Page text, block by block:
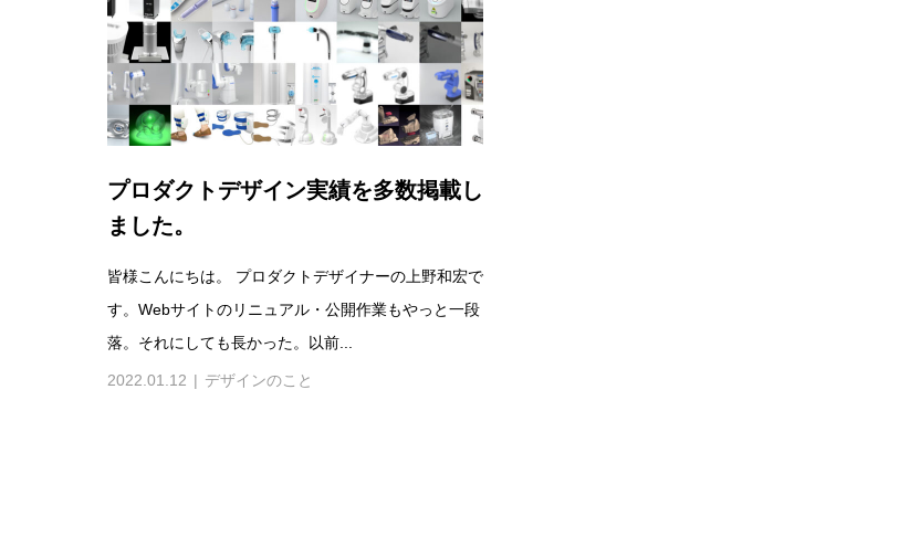
プロダクトデザイン実績を多数掲載し
ました。
皆様こんにちは。 プロダクトデザイナーの上野和宏で
す。Webサイトのリニュアル・公開作業もやっと一段
落。それにしても長かった。以前...
2022.01.12 デザインのこと